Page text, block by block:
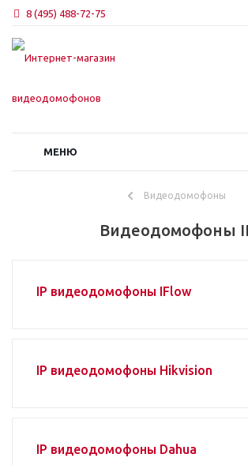
8 (495) 488-72-75
МЕНЮ
Видеодомофоны
Видеодомофоны
IP видеодомофоны IFlow
IP видеодомофоны Hikvision
IP видеодомофоны Dahua